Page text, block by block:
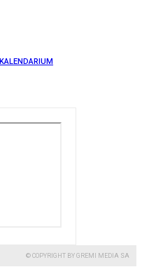
KALENDARIUM
© COPYRIGHT BY GREMI MEDIA SA